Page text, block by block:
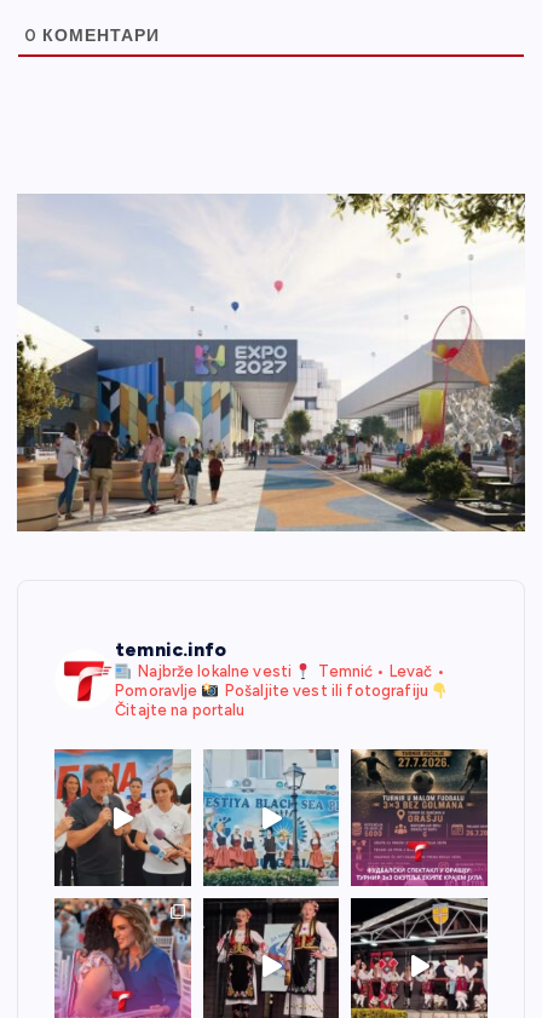
0 КОМЕНТАРИ
temnic.info
Najbrže lokalne vesti
Temnić • Levač •
Pomoravlje
Pošaljite vest ili fotografiju
Čitajte na portalu